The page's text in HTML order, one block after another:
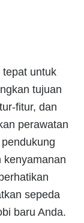
untuk
tujuan
fitur, dan
perawatan
kenyamanan
sepeda
baru Anda.